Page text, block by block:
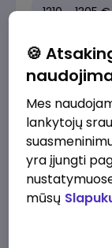
1210 - 1305
prieš 2 val.
Alliance for
3300 -
🍪
Mes
lankytojų
yra įjungti
mūsų